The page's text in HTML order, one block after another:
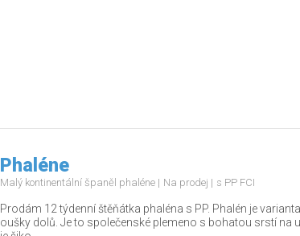
Phaléne
Malý kontinentální španěl phaléne Na prodej s PP FCI
Prodám 12 týdenní štěňátka phaléna s PP. Phalén je
oušky dolů. Je to společenské plemeno s bohatou srstí na